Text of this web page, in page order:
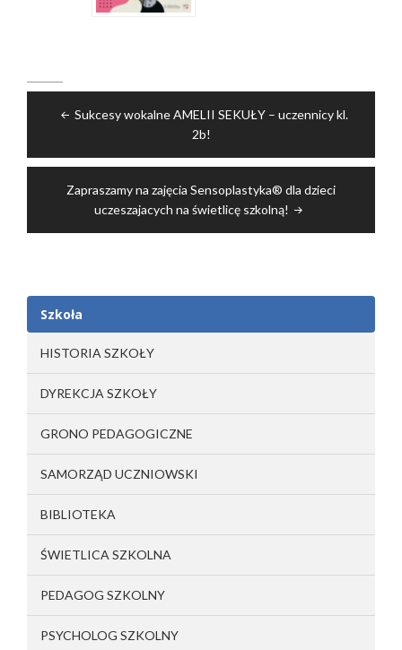
wpisuSukcesy wokalne AMELII SEKUŁY – uczennicy kl.
2b!
Zapraszamy na zajęcia Sensoplastyka® dla dzieci
uczeszajacych na świetlicę szkolną!
Szkoła
HISTORIA SZKOŁY
DYREKCJA SZKOŁY
GRONO PEDAGOGICZNE
SAMORZĄD UCZNIOWSKI
BIBLIOTEKA
ŚWIETLICA SZKOLNA
PEDAGOG SZKOLNY
PSYCHOLOG SZKOLNY